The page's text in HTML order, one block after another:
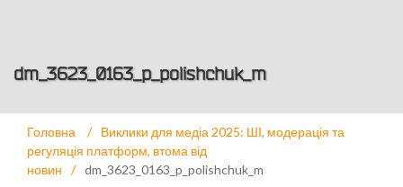
dm_3623_0163_p_polishchuk_m
Головна /
Виклики для медіа 2025: ШІ, модерація та
регуляція платформ, втома від
новин
/ dm_3623_0163_p_polishchuk_m